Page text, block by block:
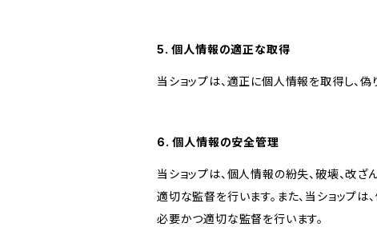
5. 個人情報の適正な取得
当ショップは、適正に個人情報を取得し、
6. 個人情報の安全管理
当ショップは、個人情報の紛失、破壊、改
適切な監督を行います。また、当ショップ
必要かつ適切な監督を行います。